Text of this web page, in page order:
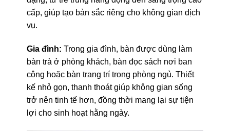
cấp, giúp tạo bản sắc riêng cho không gian dịch
vụ.
Gia đình: Trong gia đình, bàn được dùng làm
bàn trà ở phòng khách, bàn đọc sách nơi ban
công hoặc bàn trang trí trong phòng ngủ. Thiết
kế nhỏ gọn, thanh thoát giúp không gian sống
trở nên tinh tế hơn, đồng thời mang lại sự tiện
lợi cho sinh hoạt hằng ngày.